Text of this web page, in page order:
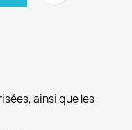
ainsi que les